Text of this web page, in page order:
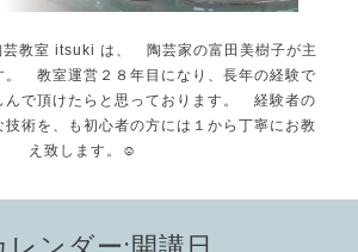
教室 itsuki は、 陶芸家の富田美樹子が主
。 教室運営２８年目になり、長年の経験で
んで頂けたらと思っております。 経験者の
術を、も初心者の方には１から丁寧にお教
え致します。☺️